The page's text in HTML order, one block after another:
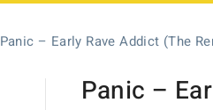
Panic – Early Rave Addict (The
Panic –